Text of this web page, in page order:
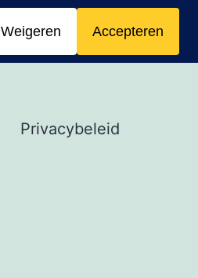
Privacybeleid